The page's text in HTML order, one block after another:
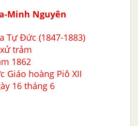
Minh Nguyên
Tự Đức (1847-1883)
trảm
1862
Giáo hoàng Piô XII
16 tháng 6